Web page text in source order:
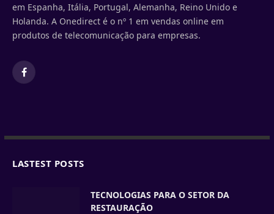
em Espanha, Itália, Portugal, Alemanha, Reino Unido e
Holanda. A Onedirect é o nº 1 em vendas online em
produtos de telecomunicação para empresas.
Facebook
LASTEST POSTS
TECNOLOGIAS PARA O SETOR DA
RESTAURAÇÃO